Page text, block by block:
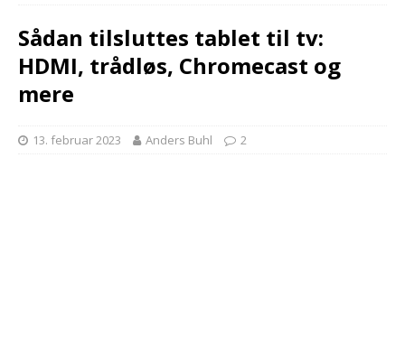
Sådan tilsluttes tablet til tv:
HDMI, trådløs, Chromecast og
mere
13. februar 2023 Anders Buhl 2